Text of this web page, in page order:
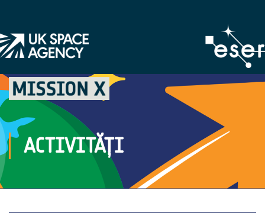
ACTIVITĂȚI